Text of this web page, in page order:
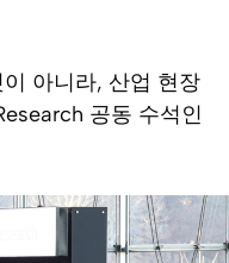
아니라, 산업 현장
공동 수석인